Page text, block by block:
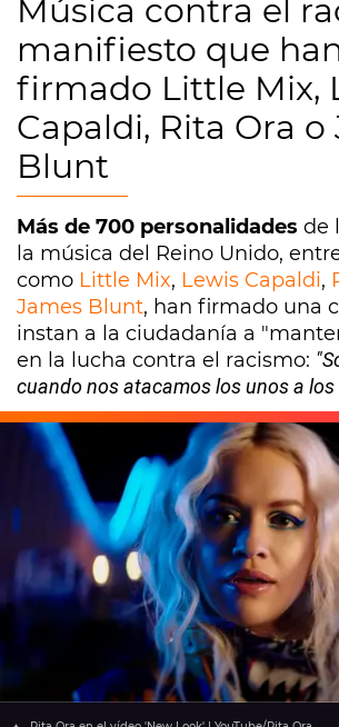
Música contra el
manifiesto que
firmado Little Mix,
Capaldi, Rita Ora o
Blunt
Más de 700 personalidades de
la música del Reino Unido,
como Little Mix, Lewis Capaldi,
James Blunt, han firmado una
instan a la ciudadanía a
en la lucha contra el racismo:
cuando nos atacamos los unos a los